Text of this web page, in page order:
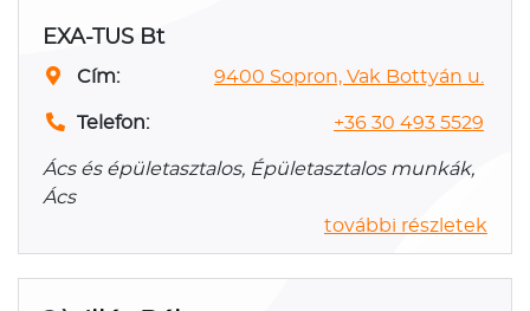
EXA-TUS Bt
Cím: 9400 Sopron, Vak Bottyán u.
Telefon: +36 30 493 5529
Ács és épületasztalos, Épületasztalos munkák,
Ács
további részletek